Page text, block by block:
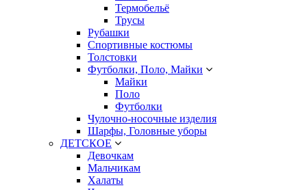
Термобельё
Трусы
Рубашки
Спортивные костюмы
Толстовки
Футболки, Поло, Майки
Майки
Поло
Футболки
Чулочно-носочные изделия
Шарфы, Головные уборы
ДЕТСКОЕ
Девочкам
Мальчикам
Халаты